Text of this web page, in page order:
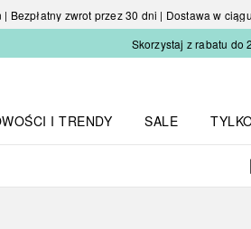
Bezpłatny zwrot przez 30 dni | Dostawa w
Skorzystaj z rabatu do
I TRENDY
SALE